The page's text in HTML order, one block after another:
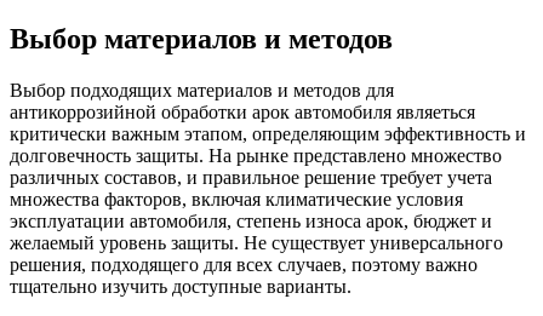
Выбор материалов и методов
Выбор подходящих материалов и методов для
антикоррозийной обработки арок автомобиля являеться
критически важным этапом, определяющим эффективность и
долговечность защиты. На рынке представлено множество
различных составов, и правильное решение требует учета
множества факторов, включая климатические условия
эксплуатации автомобиля, степень износа арок, бюджет и
желаемый уровень защиты. Не существует универсального
решения, подходящего для всех случаев, поэтому важно
тщательно изучить доступные варианты.